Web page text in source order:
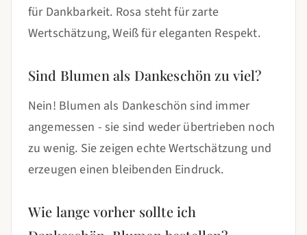
für Dankbarkeit. Rosa steht für zarte
Wertschätzung, Weiß für eleganten Respekt.
Sind Blumen als Dankeschön zu viel?
Nein! Blumen als Dankeschön sind immer
angemessen - sie sind weder übertrieben noch
zu wenig. Sie zeigen echte Wertschätzung und
erzeugen einen bleibenden Eindruck.
Wie lange vorher sollte ich